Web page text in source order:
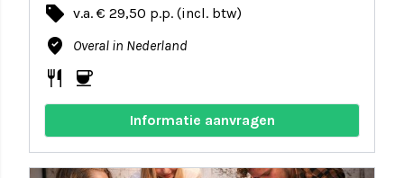
local_offer v.a. € 29,50 p.p. (incl. btw)
where_to_vote Overal in Nederland
restaurant coffee
Informatie aanvragen